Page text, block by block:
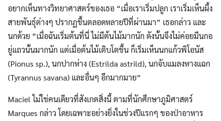
อยากเห็นทางวิทยาศาสตร์ของเธอ “เมื่อเราเริ่มปลูก เราเริ่มเห็นผึ้ง
สายพันธุ์ต่างๆ ปรากฏขึ้นตลอดหลายปีที่ผ่านมา” เธอกล่าว และ
นกด้วย “เมื่อฉันเริ่มต้นที่นี่ ไม่มีต้นไม้มากนัก ดังนั้นจึงไม่ค่อยมีนกอ
ยู่แถวนั้นมากนัก แต่เมื่อต้นไม้เติบโตขึ้น ก็เริ่มเห็นนกแก้วพิโอนัส
(Pionus sp.), นกปากห่าง (Estrilda astrild), นกจับแมลงหางแฉก
(Tyrannus savana) และอื่นๆ อีกมากมาย”
Maciel ไม่ใช่คนเดียวที่สังเกตสิ่งนี้ ตามที่นักศึกษาภูมิศาสตร์
Marques กล่าว โดยเฉพาะอย่างยิ่งในช่วงปีแรกๆ ของป่าอาหาร